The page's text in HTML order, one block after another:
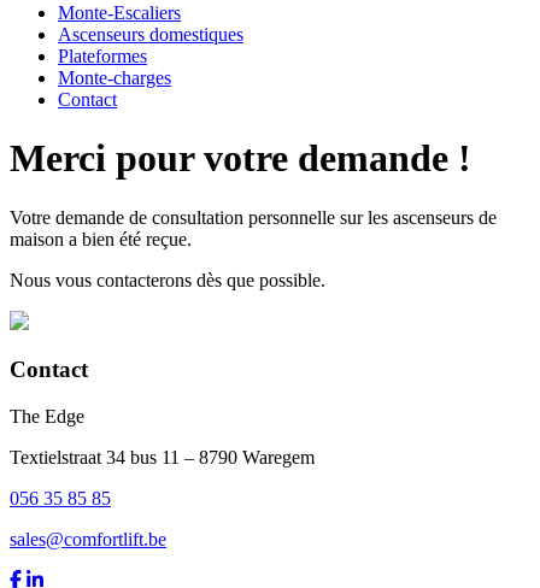
Monte-Escaliers
Ascenseurs domestiques
Plateformes
Monte-charges
Contact
Merci pour votre demande !
Votre demande de consultation personnelle sur les ascenseurs de
maison a bien été reçue.
Nous vous contacterons dès que possible.
Contact
The Edge
Textielstraat 34 bus 11 – 8790 Waregem
056 35 85 85
sales@comfortlift.be